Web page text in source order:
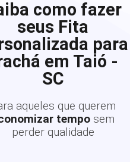
como fazer
seus Fita
para
em Taió -
SC
aqueles que querem
tempo sem
perder qualidade